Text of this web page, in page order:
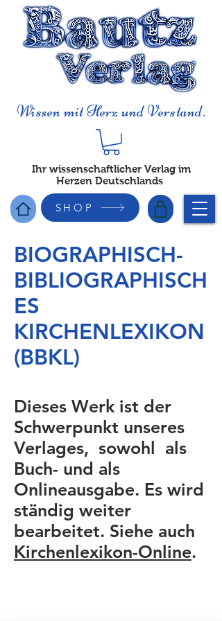
Wissen mit Herz und Verstand.
Ihr wissenschaftlicher Verlag im
Herzen Deutschlands
SHOP
BIOGRAPHISCH-
BIBLIOGRAPHISCH
ES
KIRCHENLEXIKON
(BBKL)
Dieses Werk ist der
Schwerpunkt unseres
Verlages, sowohl als
Buch- und als
Onlineausgabe. Es wird
ständig weiter
bearbeitet. Siehe auch
Kirchenlexikon-Online.